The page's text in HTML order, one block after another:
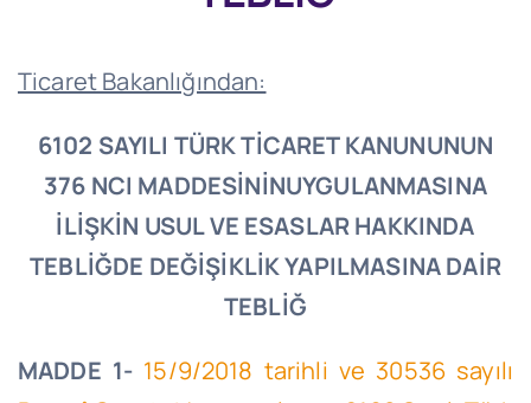
Ticaret Bakanlığından:
6102 SAYILI TÜRK TİCARET KANUNUNUN
376 NCI MADDESİNİNUYGULANMASINA
İLİŞKİN USUL VE ESASLAR HAKKINDA
TEBLİĞDE DEĞİŞİKLİK YAPILMASINA DAİR
TEBLİĞ
MADDE 1- 15/9/2018 tarihli ve 30536 sayılı